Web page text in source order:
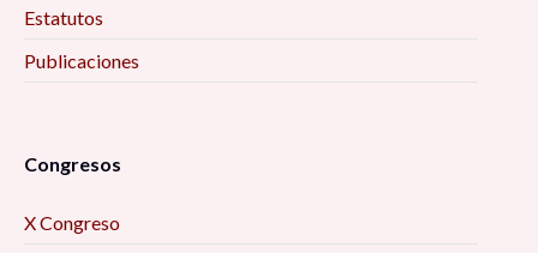
Estatutos
Publicaciones
Congresos
X Congreso